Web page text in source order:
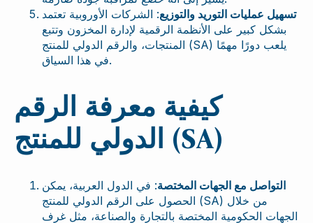
تسهيل عمليات التوريد والتوزيع: الشركات الأوروبية تعتمد
بشكل كبير على الأنظمة الرقمية لإدارة المخزون وتتبع
المنتجات، والرقم الدولي للمنتج (SA) يلعب دورًا مهمًا
في هذا السياق.
كيفية معرفة الرقم
الدولي للمنتج (SA)
التواصل مع الجهات المختصة: في الدول العربية، يمكن
الحصول على الرقم الدولي للمنتج (SA) من خلال
الجهات الحكومية المختصة بالتجارة والصناعة، مثل غرف